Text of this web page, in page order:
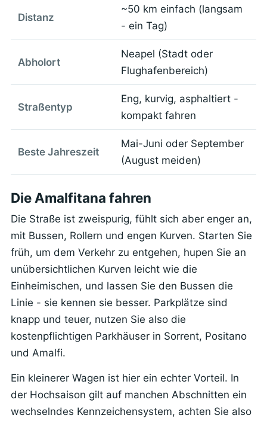
Distanz
~50 km einfach (langsam
- ein Tag)
Abholort
Neapel (Stadt oder
Flughafenbereich)
Straßentyp
Eng, kurvig, asphaltiert -
kompakt fahren
Beste Jahreszeit
Mai-Juni oder September
(August meiden)
Die Amalfitana fahren
Die Straße ist zweispurig, fühlt sich aber enger an,
mit Bussen, Rollern und engen Kurven. Starten Sie
früh, um dem Verkehr zu entgehen, hupen Sie an
unübersichtlichen Kurven leicht wie die
Einheimischen, und lassen Sie den Bussen die
Linie - sie kennen sie besser. Parkplätze sind
knapp und teuer, nutzen Sie also die
kostenpflichtigen Parkhäuser in Sorrent, Positano
und Amalfi.
Ein kleinerer Wagen ist hier ein echter Vorteil. In
der Hochsaison gilt auf manchen Abschnitten ein
wechselndes Kennzeichensystem, achten Sie also